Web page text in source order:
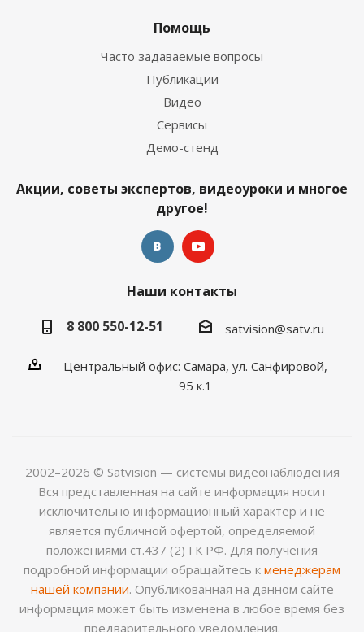
Помощь
Часто задаваемые вопросы
Публикации
Видео
Сервисы
Демо-стенд
Акции, советы экспертов, видеоуроки и многое
другое!
Наши контакты
8 800 550-12-51
satvision@satv.ru
Центральный офис: Самара, ул. Санфировой,
95 к.1
2002–2026 © Satvision — системы видеонаблюдения
Вся представленная на сайте информация носит
исключительно информационный характер и не
является публичной офертой, определяемой
положениями ст.437 (2) ГК РФ. Для получения
подробной информации обращайтесь к менеджерам
нашей компании. Опубликованная на данном сайте
информация может быть изменена в любое время без
предварительного уведомления.